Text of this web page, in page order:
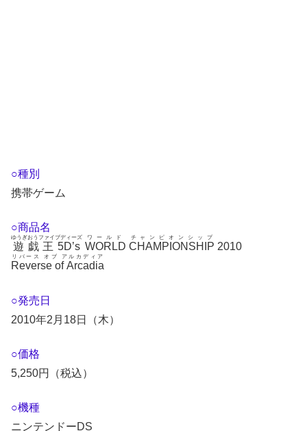
○種別
携帯ゲーム
○商品名
遊戯王5D’s
ゆうぎおうファイブディーズ
WORLD CHAMPIONSHIP
ワールド チャンピオンシップ
2010
Reverse of Arcadia
リバース オブ アルカディア
○発売日
2010年2月18日（木）
○価格
5,250円（税込）
○機種
ニンテンドーDS